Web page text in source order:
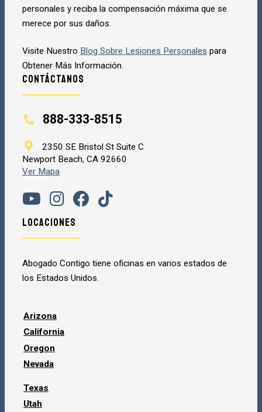
personales y reciba la compensación máxima que se
merece por sus daños.
Visite Nuestro Blog Sobre Lesiones Personales para
Obtener Más Información.
Contáctanos
888-333-8515
2350 SE Bristol St Suite C
Newport Beach, CA 92660
Ver Mapa
Locaciones
Abogado Contigo tiene oficinas en varios estados de
los Estados Unidos.
Arizona
California
Oregon
Nevada
Texas
Utah